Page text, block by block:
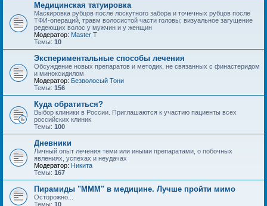
Медицинская татуировка
Маскировка рубцов после лоскутного забора и точечных рубцов после
ТФИ-операций, травм волосистой части головы; визуальное загущение
редеющих волос у мужчин и у женщин
Модератор: Master T
Темы: 10
Экспериментальные способы лечения
Обсуждение новых препаратов и методик, не связанных с финастеридом
и миноксидилом
Модератор: Безволосый Тони
Темы: 156
Куда обратиться?
Выбор клиники в России. Приглашаются к участию пациенты всех
российских клиник
Темы: 100
Дневники
Личный опыт лечения теми или иными препаратами, о побочных
явлениях, успехах и неудачах
Модератор: Hикита
Темы: 167
Пирамиды "МММ" в медицине. Лучше пройти мимо
Осторожно...
Темы: 10